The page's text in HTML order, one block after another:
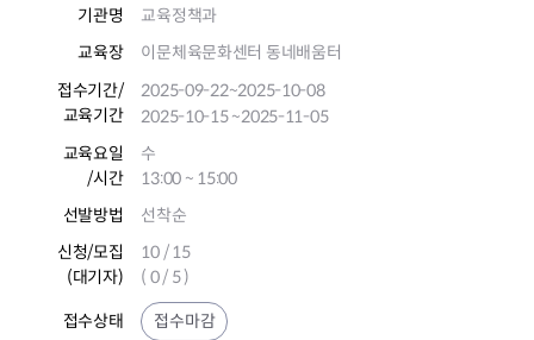
기관명
교육정책과
교육장
이문체육문화센터 동네배움터
접수기간/
교육기간
2025-09-22~2025-10-08
2025-10-15~2025-11-05
교육요일
/시간
수
13:00 ~ 15:00
선발방법
선착순
신청/모집
(대기자)
10 / 15
( 0 / 5 )
접수상태 접수마감